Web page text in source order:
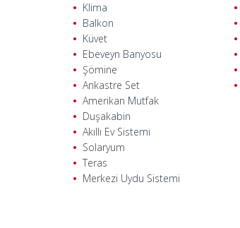
Klima
Balkon
Küvet
Ebeveyn Banyosu
Şömine
Ankastre Set
Amerikan Mutfak
Duşakabin
Akıllı Ev Sistemi
Solaryum
Teras
Merkezi Uydu Sistemi